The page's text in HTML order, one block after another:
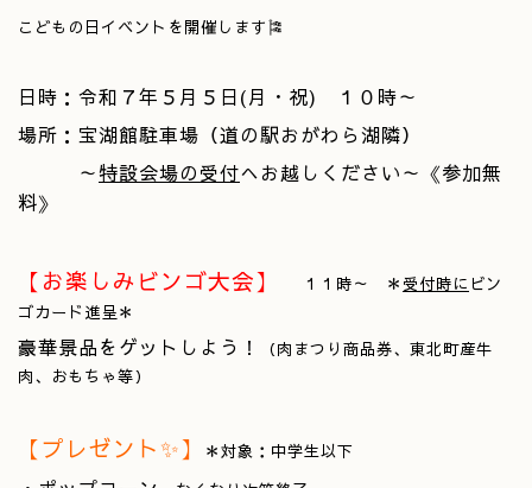
こどもの日イベントを開催します🎏
日時：令和７年５月５日(月・祝) １０時～
場所：宝湖館駐車場（道の駅おがわら湖隣）
～特設会場の受付へお越しください～《参加無
料》
【お楽しみビンゴ大会】 １１時～ ＊ 受付時に ビン
ゴカード進呈＊
豪華景品をゲットしよう！
（肉まつり商品券、東北町産牛
肉、おもちゃ等）
【プレゼント✨】 ＊対象：中学生以下